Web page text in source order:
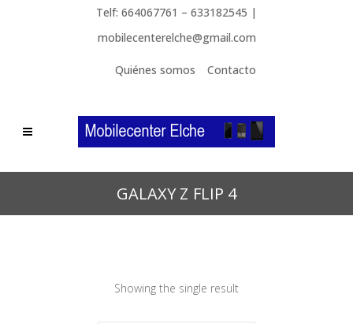
Telf: 664067761 – 633182545 |
mobilecenterelche@gmail.com
Quiénes somos Contacto
GALAXY Z FLIP 4
Showing the single result